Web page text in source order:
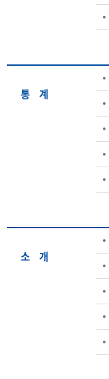
통ㅤ계
소ㅤ개